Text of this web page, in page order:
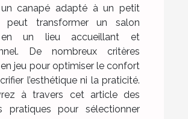
un canapé adapté à un petit
peut transformer un salon
un lieu accueillant et
De nombreux critères
jeu pour optimiser le confort
l’esthétique ni la praticité.
à travers cet article des
pratiques pour sélectionner